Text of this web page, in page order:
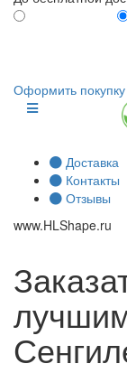
Оформить покупку
Доставка
Контакты
Отзывы
www.HLShape.ru